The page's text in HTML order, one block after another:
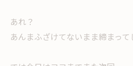
あれ？
あんまふざけてないまま締まって